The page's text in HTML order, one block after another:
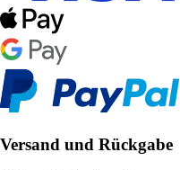
Versand und Rückgabe